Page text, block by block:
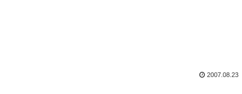
2007.08.23